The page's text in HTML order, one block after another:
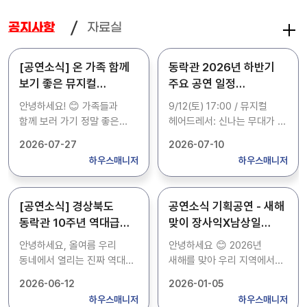
공지사항
[공연소식] 온 가족 함께
보기 좋은 뮤지컬
헤어드레서 오네요! (도민
50% 할인 혜택 꿀팁 🍯)
안녕하세요! 😊 가족들과
함께 보러 가기 정말 좋은
공유해 드려요! 이번에
경상북도 동락관에서 **
여성 헤어드레서 이야기를
다룬 작품인데, 아이들에게도
유익하고 온 가족이 즐기기에
정말 좋은 뮤지컬이에요! 특히
적용되어 단돈 5,000원에
관람할 수 있으니 부담 없이
2026-07-27
하우스매니저
동락관 2026년 하반기
주요 공연 일정
소개해드립니다.
9/12(토) 17:00 / 뮤지컬
헤어드레서: 신나는 무대가 될
연극 친정엄마와 2박 3일:
이건 꼭 엄마 모시고
17:00 / 코미디쇼 오늘을
기억해: 웃찾사, 개콘 멤버들
총출동! 스트레스 날리러 가기
딱이죠? 12/24(목) 19:30 /
페스타: 크리스마스 이브에
특별한 공연 보고 싶으신 분들
2026-07-10
하우스매니저
[공연소식] 경상북도
동락관 10주년 역대급
콘서트 라인업!! 소란 &
조수미가 옵니다!!
꿀팁✨)
안녕하세요, 올여름 우리
동네에서 열리는 진짜 역대급
호다닥 달려왔어요! 📢 우리
2026-06-12
하우스매니저
공연소식 기획공연 - 새해
맞이 장사익X남상일
(울림의 새날 同樂
신년국악음악회) 예매
안녕하세요 😊 2026년
새해를 맞아 우리 지역에서
열린다는 소식이 있어 발
2026-01-05
하우스매니저
자료실